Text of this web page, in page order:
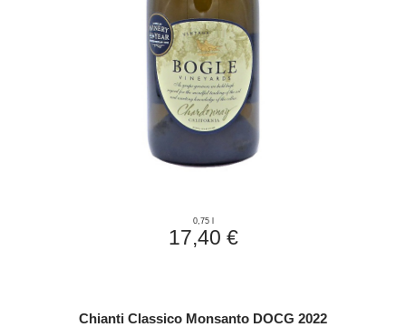
0,75 l
17,40 €
Chianti Classico Monsanto DOCG 2022